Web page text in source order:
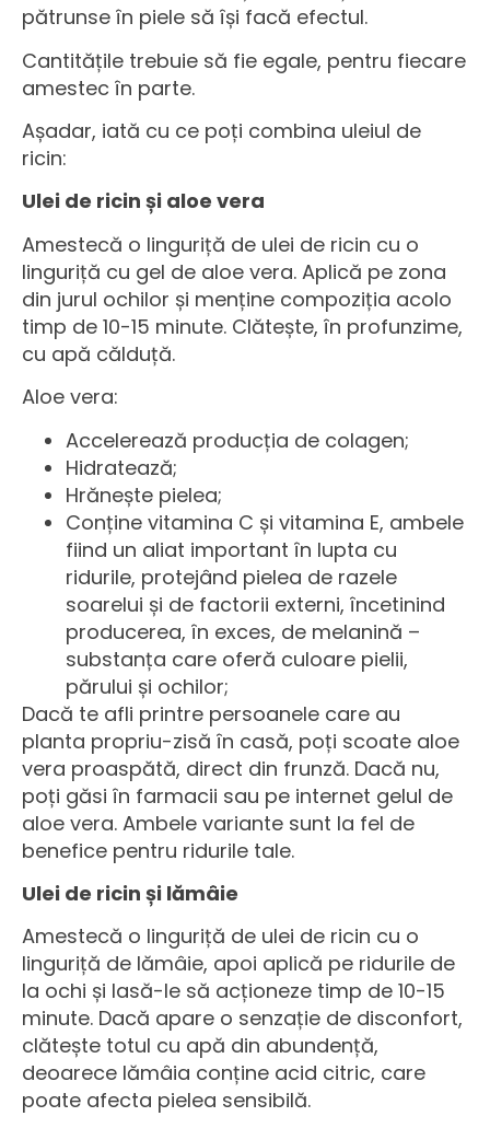
pătrunse în piele să își facă efectul.
Cantitățile trebuie să fie egale, pentru fiecare
amestec în parte.
Așadar, iată cu ce poți combina uleiul de
ricin:
Ulei de ricin și aloe vera
Amestecă o linguriță de ulei de ricin cu o
linguriță cu gel de aloe vera. Aplică pe zona
din jurul ochilor și menține compoziția acolo
timp de 10-15 minute. Clătește, în profunzime,
cu apă călduță.
Aloe vera:
Accelerează producția de colagen;
Hidratează;
Hrănește pielea;
Conține vitamina C și vitamina E, ambele
fiind un aliat important în lupta cu
ridurile, protejând pielea de razele
soarelui și de factorii externi, încetinind
producerea, în exces, de melanină –
substanța care oferă culoare pielii,
părului și ochilor;
Dacă te afli printre persoanele care au
planta propriu-zisă în casă, poți scoate aloe
vera proaspătă, direct din frunză. Dacă nu,
poți găsi în farmacii sau pe internet gelul de
aloe vera. Ambele variante sunt la fel de
benefice pentru ridurile tale.
Ulei de ricin și lămâie
Amestecă o linguriță de ulei de ricin cu o
linguriță de lămâie, apoi aplică pe ridurile de
la ochi și lasă-le să acționeze timp de 10-15
minute. Dacă apare o senzație de disconfort,
clătește totul cu apă din abundență,
deoarece lămâia conține acid citric, care
poate afecta pielea sensibilă.